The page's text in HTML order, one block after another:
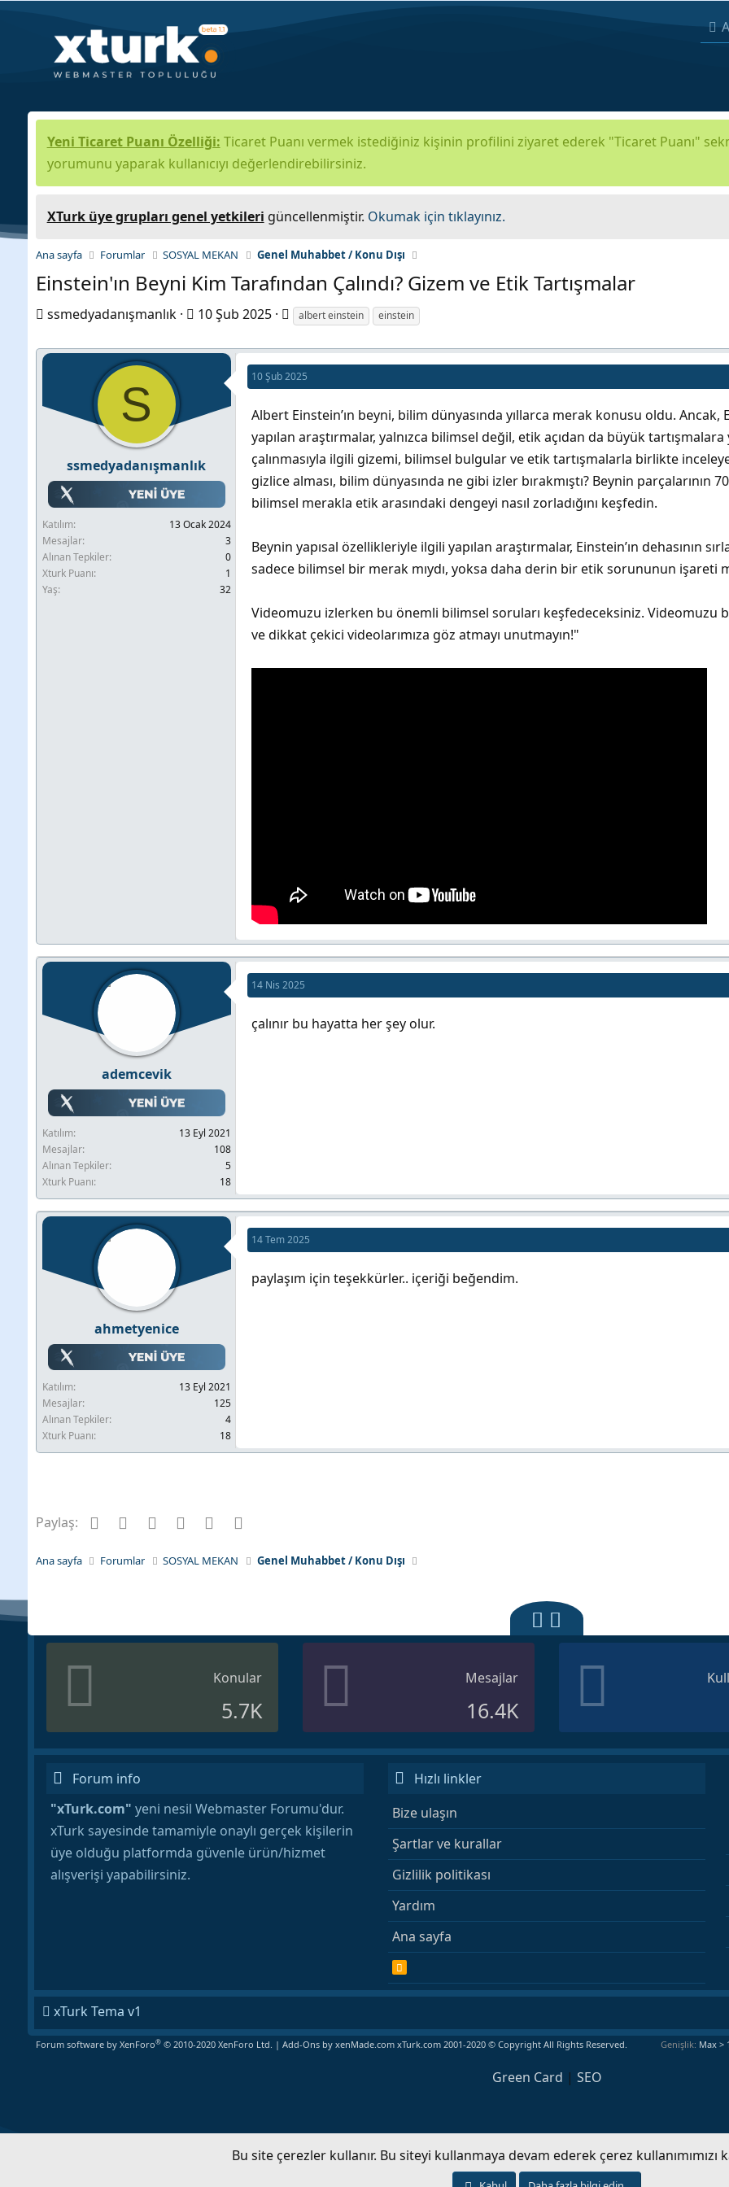
Yeni Ticaret Puanı Özelliği: Ticaret Puanı vermek istediğiniz kişinin profilini ziyaret ederek "Ticaret Puanı"
yorumunu yaparak kullanıcıyı değerlendirebilirsiniz.
XTurk üye grupları genel yetkileri güncellenmiştir. Okumak için tıklayınız.
Ana sayfa Forumlar SOSYAL MEKAN Genel Muhabbet / Konu Dışı
Einstein'ın Beyni Kim Tarafından Çalındı? Gizem ve Etik Tartışmalar
K
n
a
ş
l
a
t
a
ssmedyadanışmanlık
B
ş
n
ı
t
a
10 Şub 2025
E
i
k
t
l
e
r
albert einstein einstein
S
ssmedyadanışmanlık
Katılım
13 Ocak 2024
Mesajlar
3
Alınan Tepkiler
0
Xturk Puanı
1
Yaş
32
10 Şub 2025
Albert Einstein’ın beyni, bilim dünyasında yıllarca merak konusu oldu. Ancak,
yapılan araştırmalar, yalnızca bilimsel değil, etik açıdan da büyük
çalınmasıyla ilgili gizemi, bilimsel bulgular ve etik tartışmalarla birlikte
gizlice alması, bilim dünyasında ne gibi izler bırakmıştı? Beynin parçalarının
bilimsel merakla etik arasındaki dengeyi nasıl zorladığını keşfedin.
Beynin yapısal özellikleriyle ilgili yapılan araştırmalar, Einstein’ın dehasının
sadece bilimsel bir merak mıydı, yoksa daha derin bir etik sorununun işareti
Videomuzu izlerken bu önemli bilimsel soruları keşfedeceksiniz. Videomuzu
ve dikkat çekici videolarımıza göz atmayı unutmayın!"
ademcevik
Katılım
13 Eyl 2021
Mesajlar
108
Alınan Tepkiler
5
Xturk Puanı
18
14 Nis 2025
çalınır bu hayatta her şey olur.
ahmetyenice
Katılım
13 Eyl 2021
Mesajlar
125
Alınan Tepkiler
4
Xturk Puanı
18
14 Tem 2025
paylaşım için teşekkürler.. içeriği beğendim.
Paylaş: Facebook
TwitterPinterest
TumblrWhatsApp
Ana sayfa Forumlar SOSYAL MEKAN Genel Muhabbet / Konu Dışı
Konular
5.7K
Mesajlar
16.4K
Forum info
"xTurk.com" yeni nesil Webmaster Forumu'dur.
xTurk sayesinde tamamiyle onaylı gerçek kişilerin
üye olduğu platformda güvenle ürün/hizmet
alışverişi yapabilirsiniz.
Hızlı linkler
Bize ulaşın
Şartlar ve kurallar
Gizlilik politikası
Yardım
Ana sayfa
R
S
S
xTurk Tema v1
Forum software by XenForo® © 2010-2020 XenForo Ltd. | Add-Onsby xenMade.com xTurk.com 2001-2020 © Copyright All Rights Reserved. Genişlik
Green Card | SEO
Bu site çerezler kullanır. Bu siteyi kullanmaya devam ederek çerez